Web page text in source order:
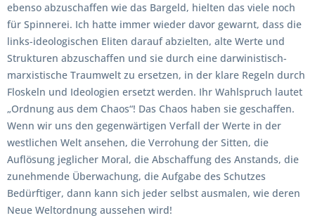
ebenso abzuschaffen wie das Bargeld, hielten das viele noch
für Spinnerei. Ich hatte immer wieder davor gewarnt, dass die
links-ideologischen Eliten darauf abzielten, alte Werte und
Strukturen abzuschaffen und sie durch eine darwinistisch-
marxistische Traumwelt zu ersetzen, in der klare Regeln durch
Floskeln und Ideologien ersetzt werden. Ihr Wahlspruch lautet
„Ordnung aus dem Chaos“! Das Chaos haben sie geschaffen.
Wenn wir uns den gegenwärtigen Verfall der Werte in der
westlichen Welt ansehen, die Verrohung der Sitten, die
Auflösung jeglicher Moral, die Abschaffung des Anstands, die
zunehmende Überwachung, die Aufgabe des Schutzes
Bedürftiger, dann kann sich jeder selbst ausmalen, wie deren
Neue Weltordnung aussehen wird!